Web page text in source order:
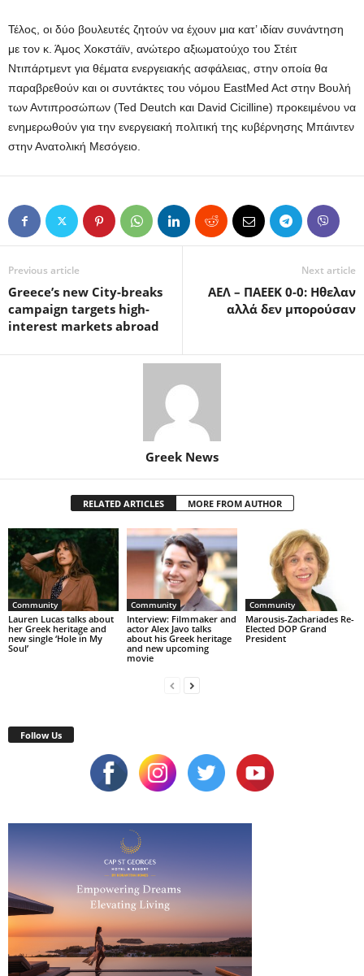
Τέλος, οι δύο βουλευτές ζητούν να έχουν μια κατ’ ιδίαν συνάντηση
με τον κ. Άμος Χοκστάϊν, ανώτερο αξιωματούχο του Στέιτ
Ντιπάρτμεντ για θέματα ενεργειακής ασφάλειας, στην οποία θα
παραβρεθούν και οι συντάκτες του νόμου EastMed Act στην Βουλή
των Αντιπροσώπων (Ted Deutch και David Cicilline) προκειμένου να
ενημερωθούν για την ενεργειακή πολιτική της κυβέρνησης Μπάιντεν
στην Ανατολική Μεσόγειο.
Previous article
Greece’s new City-breaks
campaign targets high-
interest markets abroad
Next article
ΑΕΛ – ΠΑΕΕΚ 0-0: Ηθελαν
αλλά δεν μπορούσαν
Greek News
RELATED ARTICLES MORE FROM AUTHOR
Community
Lauren Lucas talks about
her Greek heritage and
new single ‘Hole in My
Soul’
Community
Interview: Filmmaker and
actor Alex Javo talks
about his Greek heritage
and new upcoming
movie
Community
Marousis-Zachariades Re-
Elected DOP Grand
President
Follow Us